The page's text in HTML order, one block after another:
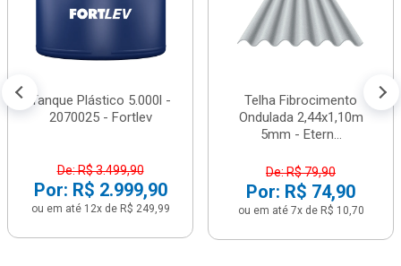
Tanque Plástico 5.000l -
2070025 - Fortlev
De: R$ 3.499,90
Por: R$ 2.999,90
ou em até 12x de R$ 249,99
Telha Fibrocimento
Ondulada 2,44x1,10m
5mm - Etern...
De: R$ 79,90
Por: R$ 74,90
ou em até 7x de R$ 10,70